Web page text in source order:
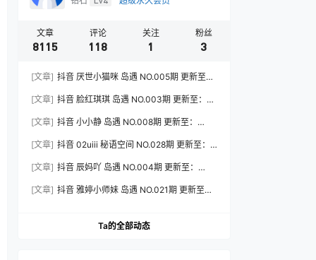
文章
8115
评论
118
关注
1
粉丝
3
[文章] 抖音 厌世小猫咪 岛遇 NO.005期 更新至：
[文章] 抖音 脸红琪琪 岛遇 NO.003期 更新至：
[文章] 抖音 小小静 岛遇 NO.008期 更新至：
[文章] 抖音 02uiii 秘语空间 NO.028期 更新至：
[文章] 抖音 辰妈吖 岛遇 NO.004期 更新至：
[文章] 抖音 雅婷小师妹 岛遇 NO.021期 更新至：
Ta的全部动态